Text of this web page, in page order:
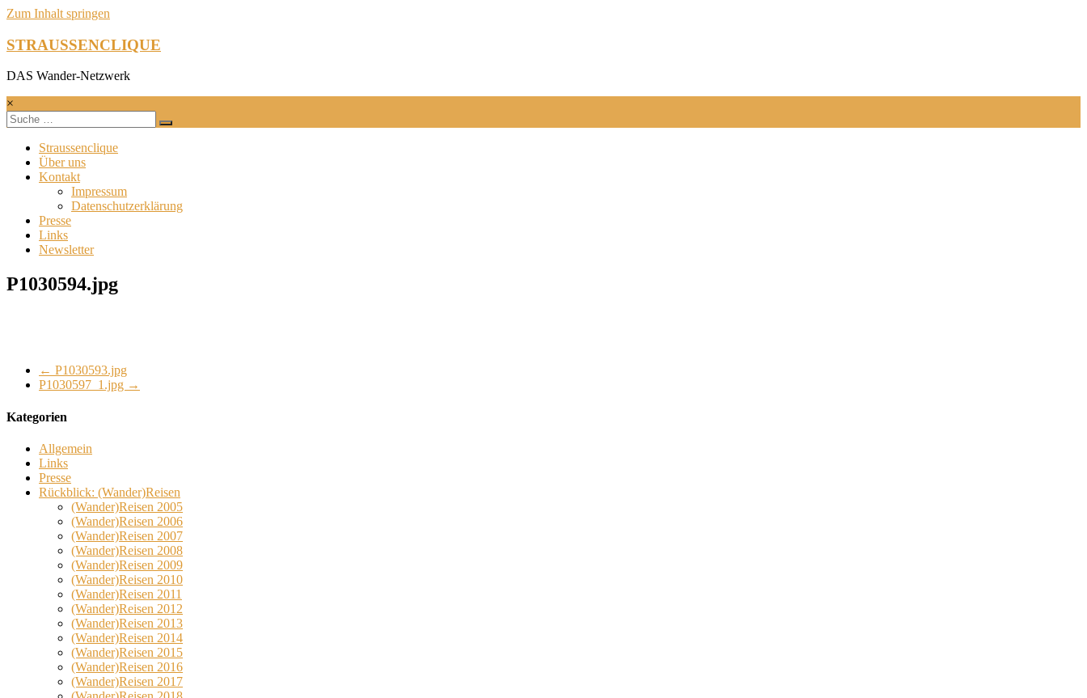
Zum Inhalt springen
STRAUSSENCLIQUE
DAS Wander-Netzwerk
×
Straussenclique
Über uns
Kontakt
Impressum
Datenschutzerklärung
Presse
Links
Newsletter
P1030594.jpg
← P1030593.jpg
P1030597_1.jpg →
Kategorien
Allgemein
Links
Presse
Rückblick: (Wander)Reisen
(Wander)Reisen 2005
(Wander)Reisen 2006
(Wander)Reisen 2007
(Wander)Reisen 2008
(Wander)Reisen 2009
(Wander)Reisen 2010
(Wander)Reisen 2011
(Wander)Reisen 2012
(Wander)Reisen 2013
(Wander)Reisen 2014
(Wander)Reisen 2015
(Wander)Reisen 2016
(Wander)Reisen 2017